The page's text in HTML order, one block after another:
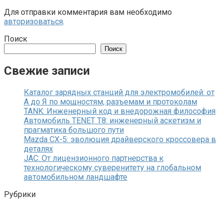
Для отправки комментария вам необходимо
авторизоваться.
Поиск
Поиск
Свежие записи
Каталог зарядных станций для электромобилей: от
А до Я по мощностям, разъемам и протоколам
TANK: Инженерный код и внедорожная философия
Автомобиль TENET T8: инженерный аскетизм и
прагматика большого пути
Mazda CX-5: эволюция драйверского кроссовера в
деталях
JAC: От лицензионного партнерства к
технологическому суверенитету на глобальном
автомобильном ландшафте
Рубрики